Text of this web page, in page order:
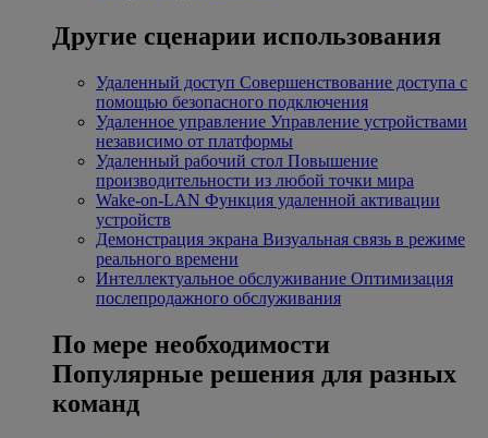
Другие сценарии использования
Удаленный доступ Совершенствование доступа с
помощью безопасного подключения
Удаленное управление Управление устройствами
независимо от платформы
Удаленный рабочий стол Повышение
производительности из любой точки мира
Wake-on-LAN Функция удаленной активации
устройств
Демонстрация экрана Визуальная связь в режиме
реального времени
Интеллектуальное обслуживание Оптимизация
послепродажного обслуживания
По мере необходимости
Популярные решения для разных
команд